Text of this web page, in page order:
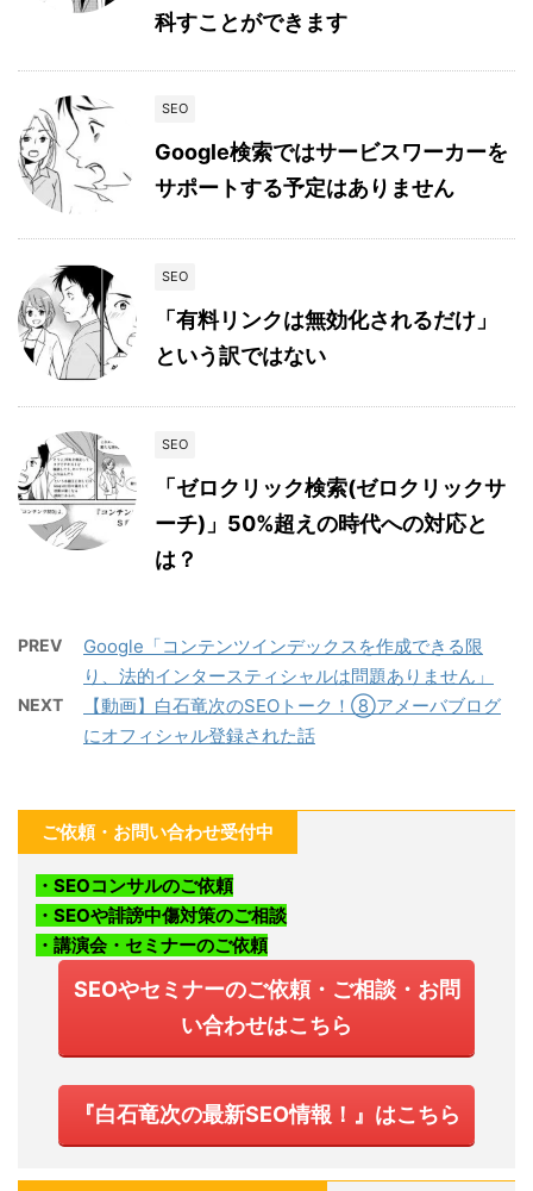
科すことができます
SEO
Google検索ではサービスワーカーを
サポートする予定はありません
SEO
「有料リンクは無効化されるだけ」
という訳ではない
SEO
「ゼロクリック検索(ゼロクリックサ
ーチ)」50%超えの時代への対応と
は？
PREV
Google「コンテンツインデックスを作成できる限
り、法的インタースティシャルは問題ありません」
NEXT
【動画】白石竜次のSEOトーク！⑧アメーバブログ
にオフィシャル登録された話
ご依頼・お問い合わせ受付中
・SEOコンサルのご依頼
・SEOや誹謗中傷対策のご相談
・講演会・セミナーのご依頼
SEOやセミナーのご依頼・ご相談・お問
い合わせはこちら
『白石竜次の最新SEO情報！』はこちら